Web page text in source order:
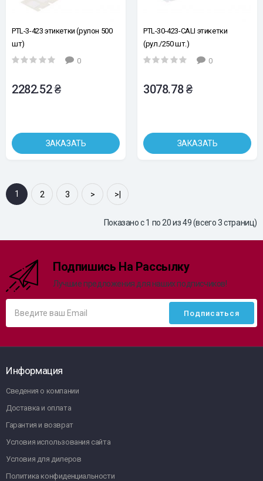
PTL-3-423 этикетки (рулон 500
шт)
0
2282.52 ₴
ЗАКАЗАТЬ
PTL-30-423-CALI этикетки
(рул./250 шт.)
0
3078.78 ₴
ЗАКАЗАТЬ
1 2 3 > >|
Показано с 1 по 20 из 49 (всего 3 страниц)
Подпишись На Рассылку
Лучшие предложения для наших подписчиков!
Информация
Сведения о компании
Доставка и оплата
Гарантия и возврат
Условия использования сайта
Условия для дилеров
Политика конфиденциальности